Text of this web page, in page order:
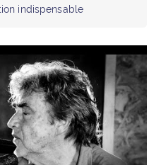
indispensable